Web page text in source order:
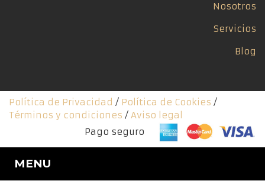
Nosotros
Servicios
Blog
Política de Privacidad / Política de Cookies /
Términos y condiciones / Aviso legal
Pago seguro
MENU